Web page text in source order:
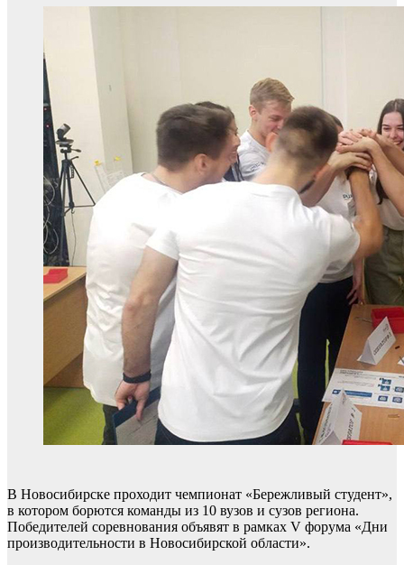
В Новосибирске проходит чемпионат «Бережливый студент»,
в котором борются команды из 10 вузов и сузов региона.
Победителей соревнования объявят в рамках V форума «Дни
производительности в Новосибирской области».